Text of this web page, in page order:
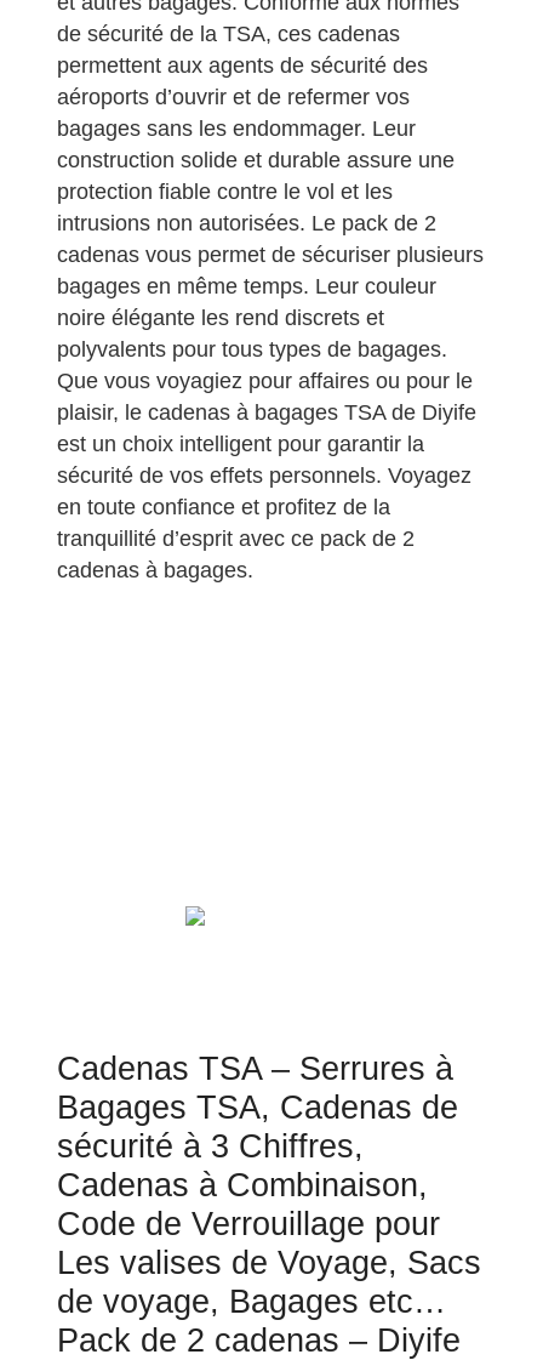
de sécurité de la TSA, ces cadenas
permettent aux agents de sécurité des
aéroports d’ouvrir et de refermer vos
bagages sans les endommager. Leur
construction solide et durable assure une
protection fiable contre le vol et les
intrusions non autorisées. Le pack de 2
cadenas vous permet de sécuriser plusieurs
bagages en même temps. Leur couleur
noire élégante les rend discrets et
polyvalents pour tous types de bagages.
Que vous voyagiez pour affaires ou pour le
plaisir, le cadenas à bagages TSA de Diyife
est un choix intelligent pour garantir la
sécurité de vos effets personnels. Voyagez
en toute confiance et profitez de la
tranquillité d’esprit avec ce pack de 2
cadenas à bagages.
Cadenas TSA – Serrures à
Bagages TSA, Cadenas de
sécurité à 3 Chiffres,
Cadenas à Combinaison,
Code de Verrouillage pour
Les valises de Voyage, Sacs
de voyage, Bagages etc…
Pack de 2 cadenas – Diyife